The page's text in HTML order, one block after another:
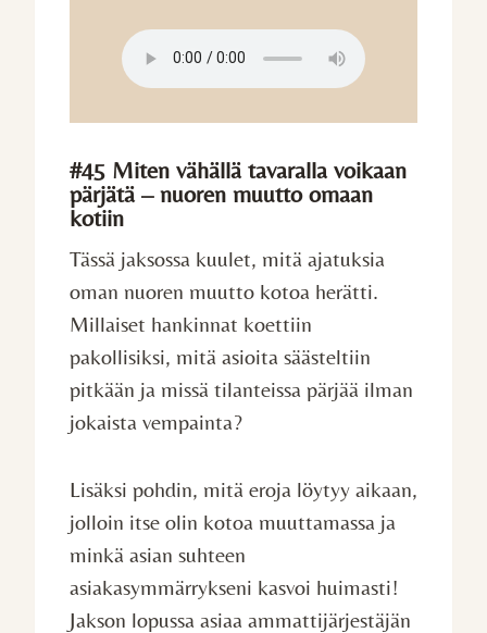
#45 Miten vähällä tavaralla voikaan
pärjätä – nuoren muutto omaan
kotiin
Tässä jaksossa kuulet, mitä ajatuksia
oman nuoren muutto kotoa herätti.
Millaiset hankinnat koettiin
pakollisiksi, mitä asioita säästeltiin
pitkään ja missä tilanteissa pärjää ilman
jokaista vempainta?
Lisäksi pohdin, mitä eroja löytyy aikaan,
jolloin itse olin kotoa muuttamassa ja
minkä asian suhteen
asiakasymmärrykseni kasvoi huimasti!
Jakson lopussa asiaa ammattijärjestäjän